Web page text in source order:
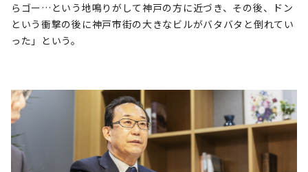
らゴー…という地鳴りがして神戸の方に近づき、その後、ドン
という衝撃の後に神戸市街の大きなビルがバタバタと倒れてい
った」という。